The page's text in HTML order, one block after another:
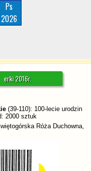
Ps
2026
erki 2016r.
(39-110): 100-lecie urodzin
2000 sztuk
Róża Duchowna,